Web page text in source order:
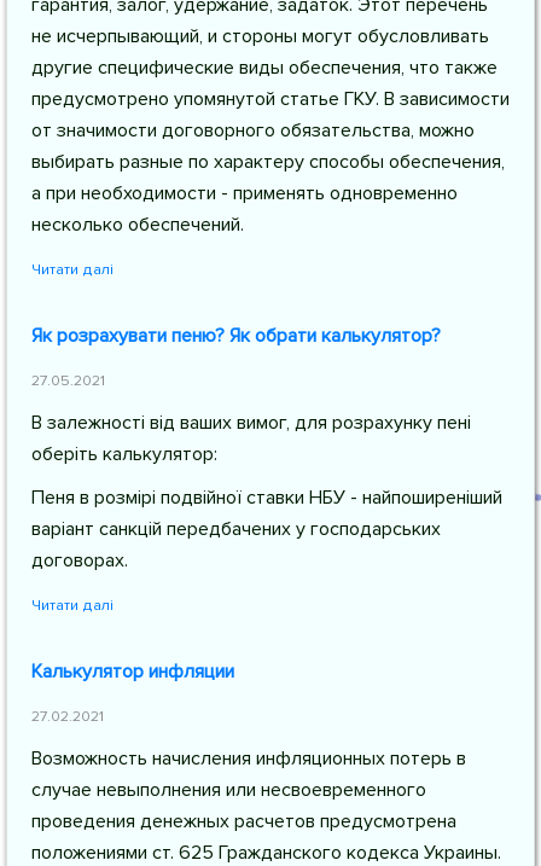
гарантия, залог, удержание, задаток. Этот перечень
не исчерпывающий, и стороны могут обусловливать
другие специфические виды обеспечения, что также
предусмотрено упомянутой статье ГКУ. В зависимости
от значимости договорного обязательства, можно
выбирать разные по характеру способы обеспечения,
а при необходимости - применять одновременно
несколько обеспечений.
Читати далі
Як розрахувати пеню? Як обрати калькулятор?
27.05.2021
В залежності від ваших вимог, для розрахунку пені
оберіть калькулятор:
Пеня в розмірі подвійної ставки НБУ - найпоширеніший
варіант санкцій передбачених у господарських
договорах.
Читати далі
Калькулятор инфляции
27.02.2021
Возможность начисления инфляционных потерь в
случае невыполнения или несвоевременного
проведения денежных расчетов предусмотрена
положениями ст. 625 Гражданского кодекса Украины.